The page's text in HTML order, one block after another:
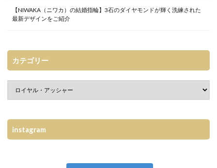
【NIWAKA（ニワカ）の結婚指輪】3石のダイヤモンドが輝く洗練された
最新デザインをご紹介
カテゴリー
instagram